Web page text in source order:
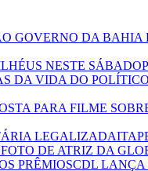
FOTO DE ATRIZ DA
CDL LANÇA